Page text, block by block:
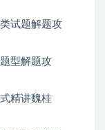
试题解题攻
型解题攻
精讲魏桂